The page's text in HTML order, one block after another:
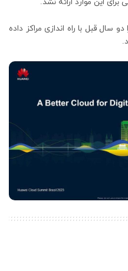
این موارد ارائه نشد.
سال قبل با راه اندازی مراکز داده